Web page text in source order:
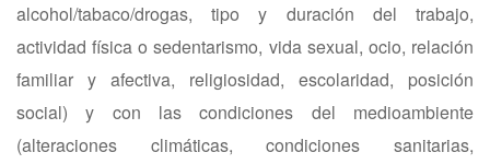
alcohol/tabaco/drogas, tipo y duración del trabajo,
actividad física o sedentarismo, vida sexual, ocio, relación
familiar y afectiva, religiosidad, escolaridad, posición
social) y con las condiciones del medioambiente
(alteraciones climáticas, condiciones sanitarias,